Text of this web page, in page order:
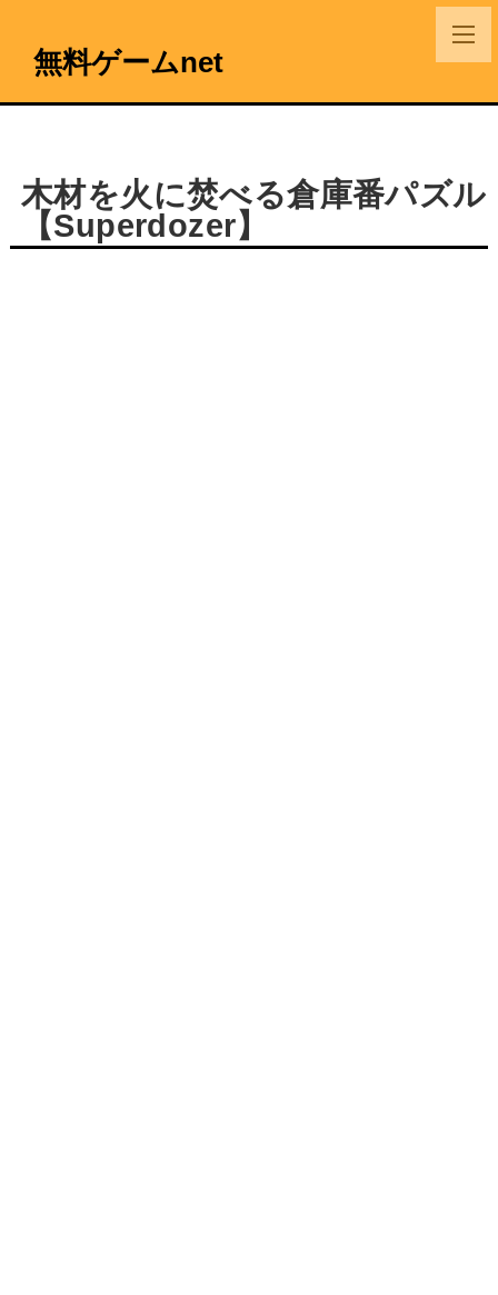
無料ゲームnet
木材を火に焚べる倉庫番パズル
【Superdozer】